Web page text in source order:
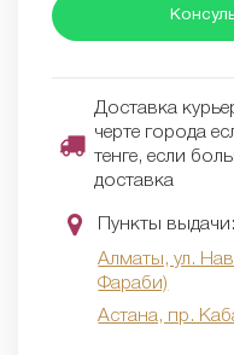
Доставка
черте города
тенге, если
доставка
Пункты выдачи:
Алматы, ул.
Фараби)
Астана, пр.